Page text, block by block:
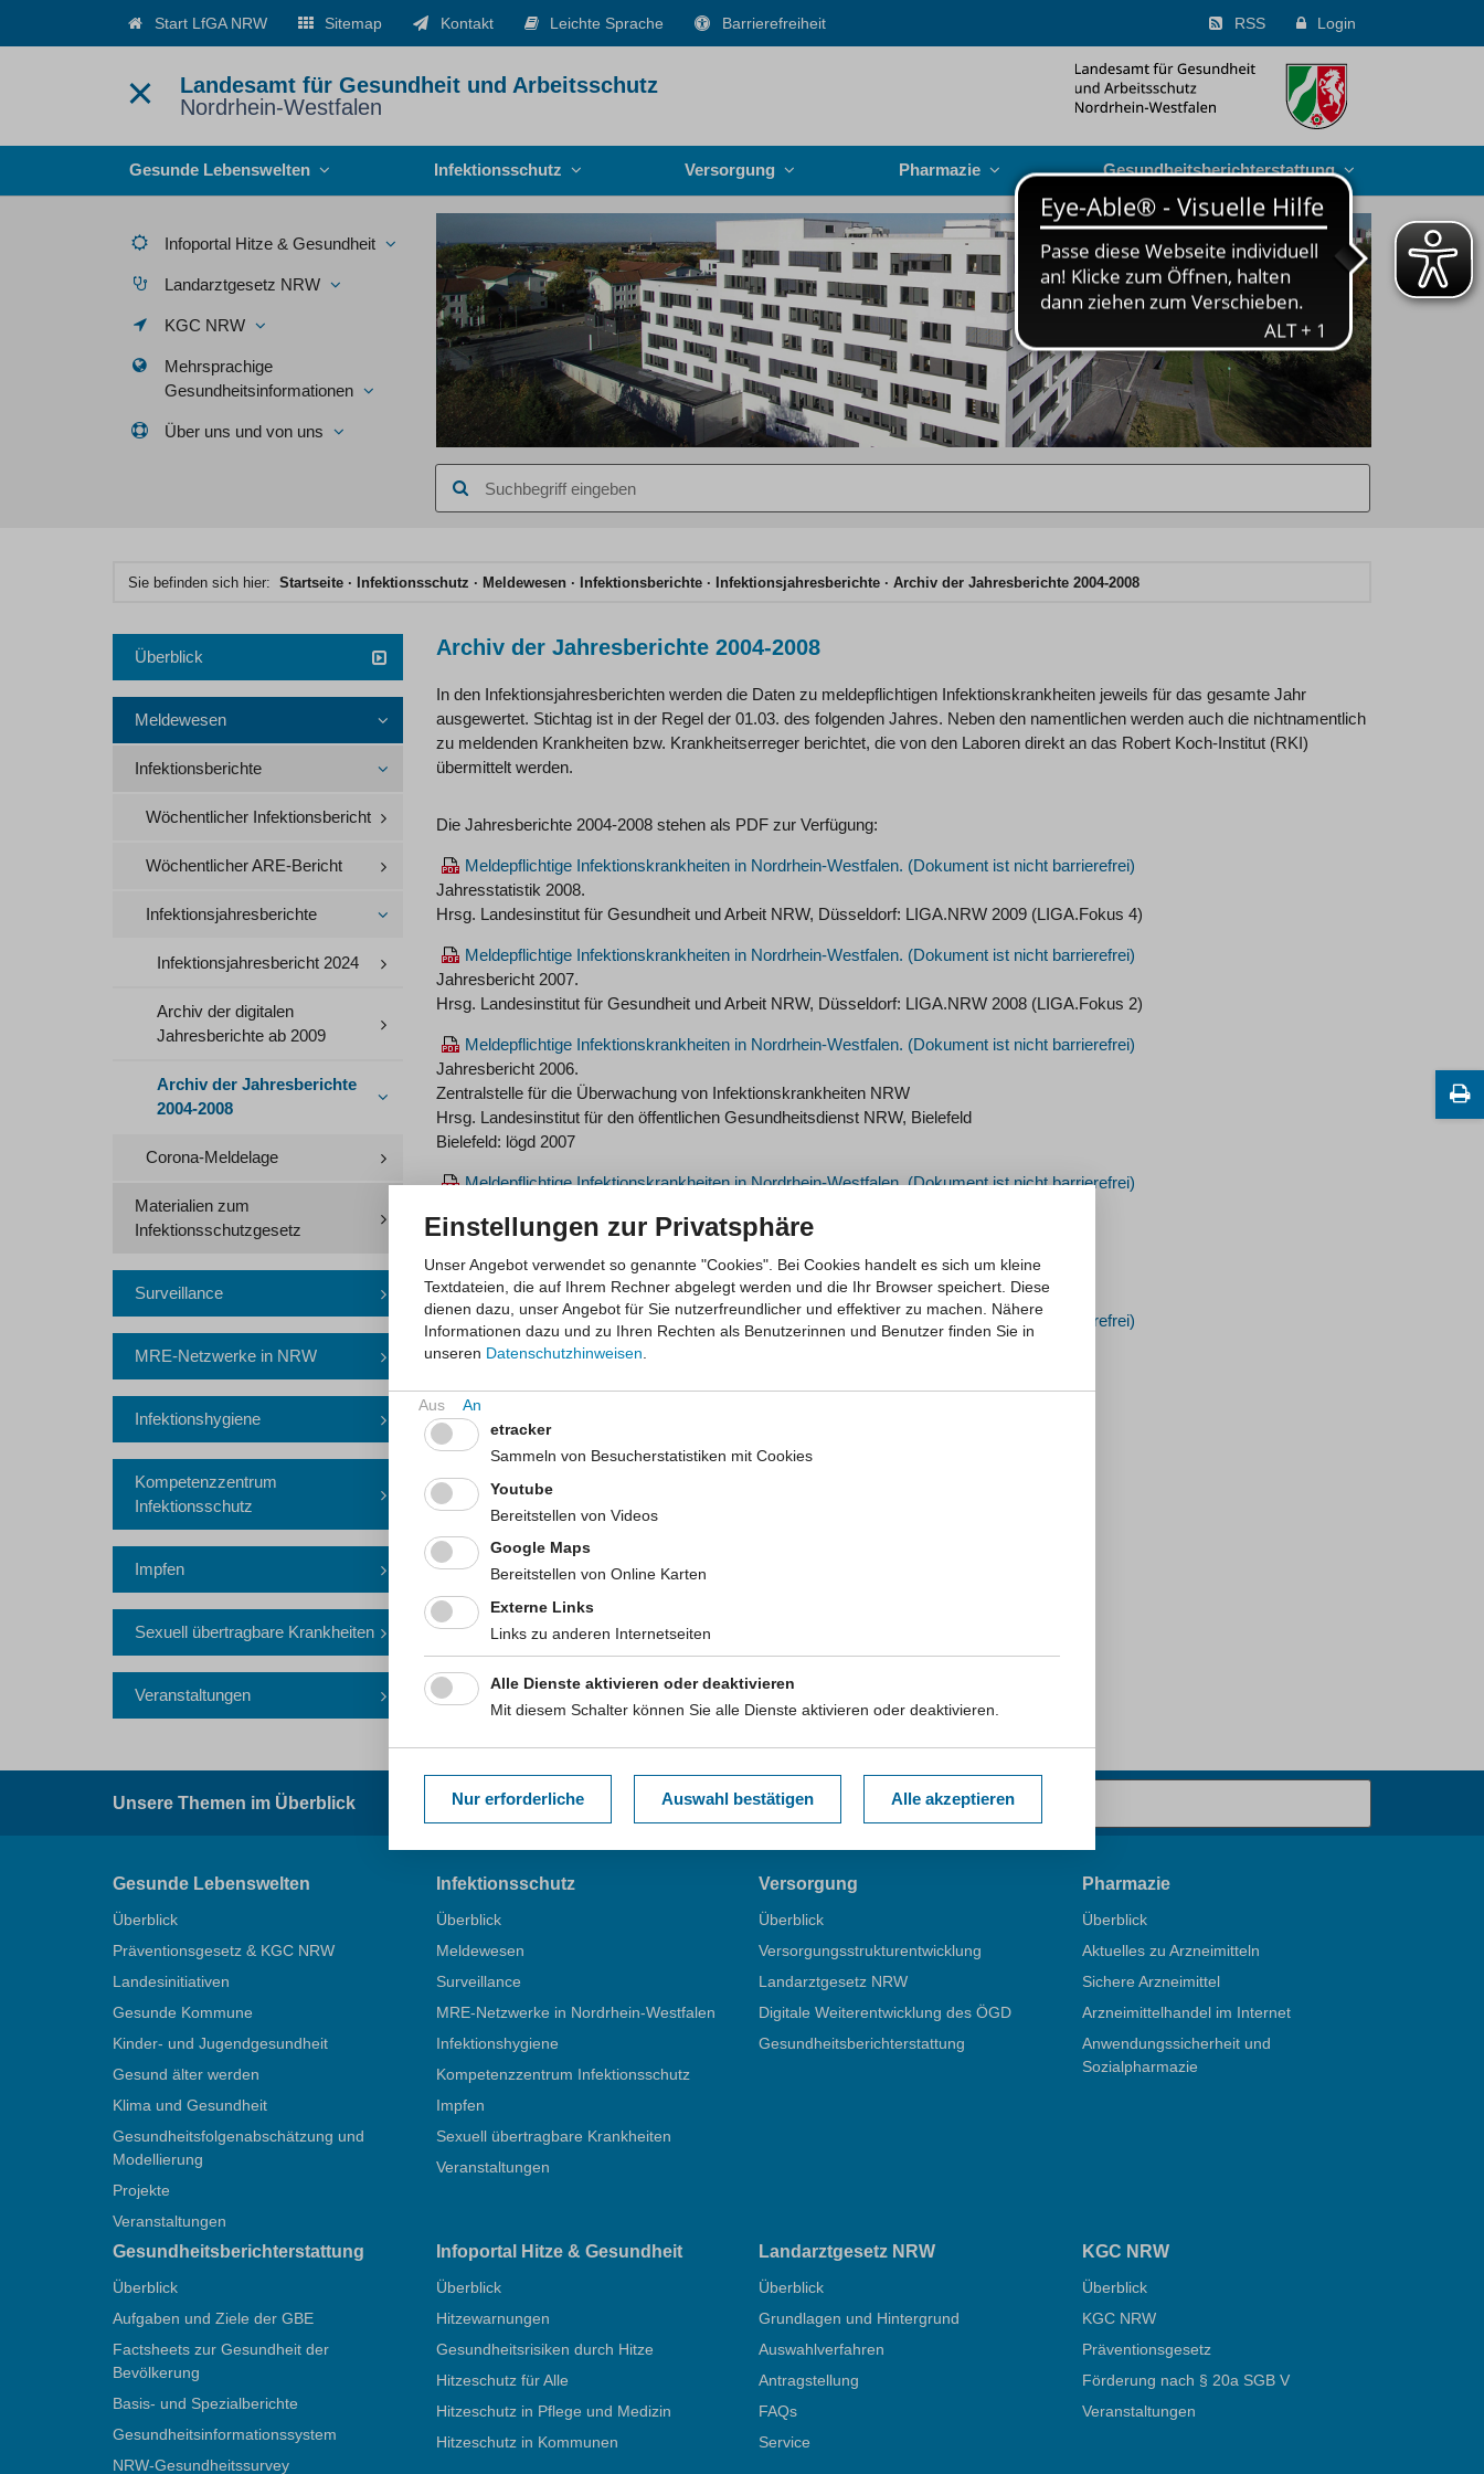
Start LfGA NRW Sitemap Kontakt Leichte Sprache Barrierefreiheit RSS Login
Menü
Landesamt für Gesundheit und Arbeitsschutz
Nordrhein-Westfalen
Gesunde Lebenswelten Infektionsschutz Versorgung Pharmazie Gesundheits­berichterstattung
Infoportal Hitze & Gesundheit
Landarztgesetz NRW
KGC NRW
Mehrsprachige
Gesundheitsinformationen
Über uns und von uns
eingeben
Sie befinden sich hier: Startseite Infektionsschutz Meldewesen Infektionsberichte Infektionsjahresberichte Archiv der Jahresberichte 2004-2008
Überblick
Meldewesen
Infektionsberichte
Wöchentlicher Infektionsbericht
Wöchentlicher ARE-Bericht
Infektionsjahresberichte
Infektionsjahresbericht 2024
Archiv der digitalen
Jahresberichte ab 2009
Archiv der Jahresberichte
2004-2008
Corona-Meldelage
Materialien zum
Infektionsschutzgesetz
Surveillance
MRE-Netzwerke in NRW
Infektionshygiene
Kompetenzzentrum
Infektionsschutz
Impfen
Sexuell übertragbare Krankheiten
Veranstaltungen
Archiv der Jahresberichte 2004-2008
In den Infektionsjahresberichten werden die Daten zu meldepflichtigen Infektionskrankheiten jeweils für das gesamte Jahr
ausgewertet. Stichtag ist in der Regel der 01.03. des folgenden Jahres. Neben den namentlichen werden auch die nichtnamentlich
zu meldenden Krankheiten bzw. Krankheitserreger berichtet, die von den Laboren direkt an das Robert Koch-Institut (RKI)
übermittelt werden.
Die Jahresberichte 2004-2008 stehen als PDF zur Verfügung:
Meldepflichtige Infektionskrankheiten in Nordrhein-Westfalen.
Jahresstatistik 2008.
Hrsg. Landesinstitut für Gesundheit und Arbeit NRW, Düsseldorf: LIGA.NRW 2009 (LIGA.Fokus 4)
Meldepflichtige Infektionskrankheiten in Nordrhein-Westfalen.
Jahresbericht 2007.
Hrsg. Landesinstitut für Gesundheit und Arbeit NRW, Düsseldorf: LIGA.NRW 2008 (LIGA.Fokus 2)
Meldepflichtige Infektionskrankheiten in Nordrhein-Westfalen.
Jahresbericht 2006.
Zentralstelle für die Überwachung von Infektionskrankheiten NRW
Hrsg. Landesinstitut für den öffentlichen Gesundheitsdienst NRW, Bielefeld
Bielefeld: lögd 2007
Meldepflichtige Infektionskrankheiten in Nordrhein-Westfalen.
Zentralstelle für die Überwachung von Infektionskrankheiten NRW
Hrsg. Landesinstitut für den öffentlichen Gesundheitsdienst NRW, Bielefeld
Bielefeld: lögd 2006
Meldepflichtige Infektionskrankheiten in Nordrhein-Westfalen.
Jahresbericht 2004.
Hrsg. Landesinstitut für den öffentlichen Gesundheitsdienst NRW, Bielefeld
Bielefeld: lögd 2005
Kurzlink dieser Seite: www.lzg.nrw.de/11798625
Unsere Themen im Überblick
Suchbegriff
Gesunde Lebenswelten
Überblick
Präventionsgesetz & KGC NRW
Landesinitiativen
Gesunde Kommune
Kinder- und Jugendgesundheit
Gesund älter werden
Klima und Gesundheit
Gesundheitsfolgenabschätzung und
Modellierung
Projekte
Veranstaltungen
Infektionsschutz
Überblick
Meldewesen
Surveillance
MRE-Netzwerke in Nordrhein-Westfalen
Infektionshygiene
Kompetenzzentrum Infektionsschutz
Impfen
Sexuell übertragbare Krankheiten
Veranstaltungen
Versorgung
Überblick
Versorgungsstrukturentwicklung
Landarztgesetz NRW
Digitale Weiterentwicklung des ÖGD
Gesundheitsberichterstattung
Pharmazie
Überblick
Aktuelles zu Arzneimitteln
Sichere Arzneimittel
Arzneimittelhandel im Internet
Anwendungssicherheit und
Sozialpharmazie
Gesundheitsberichterstattung
Überblick
Aufgaben und Ziele der GBE
Factsheets zur Gesundheit der
Bevölkerung
Basis- und Spezialberichte
Gesundheitsinformationssystem
NRW-Gesundheitssurvey
Infoportal Hitze & Gesundheit
Überblick
Hitzewarnungen
Gesundheitsrisiken durch Hitze
Hitzeschutz für Alle
Hitzeschutz in Pflege und Medizin
Hitzeschutz in Kommunen
Landarztgesetz NRW
Überblick
Grundlagen und Hintergrund
Auswahlverfahren
Antragstellung
FAQs
Service
KGC NRW
Überblick
KGC NRW
Präventionsgesetz
Förderung nach § 20a SGB V
Veranstaltungen
Einstellungen zur Privatsphäre
Unser Angebot verwendet so genannte "Cookies". Bei Cookies handelt es sich um kleine
Textdateien, die auf Ihrem Rechner abgelegt werden und die Ihr Browser speichert. Diese
dienen dazu, unser Angebot für Sie nutzerfreundlicher und effektiver zu machen.
Nähere
Informationen dazu und zu Ihren Rechten als Benutzerinnen und Benutzer finden Sie in
unseren Datenschutzhinweisen
etracker
Sammeln von Besucherstatistiken mit Cookies
Youtube
Bereitstellen von Videos
Google Maps
Bereitstellen von Online Karten
Externe Links
Links zu anderen Internetseiten
Alle Dienste aktivieren oder deaktivieren
Mit diesem Schalter können Sie alle Dienste aktivieren oder deaktivieren.
Nur erforderliche Auswahl bestätigen Alle akzeptieren